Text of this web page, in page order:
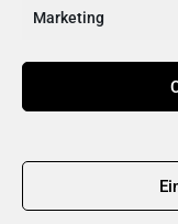
Marketing